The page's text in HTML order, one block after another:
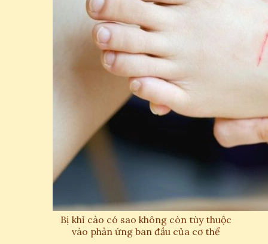
Bị khỉ cào có sao không còn tùy thuộc
vào phản ứng ban đầu của cơ thể